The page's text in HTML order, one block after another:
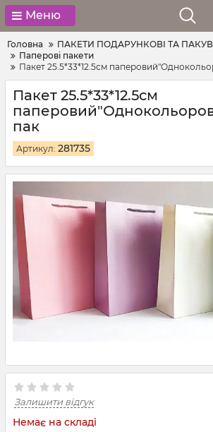
Меню
Головна
ПАКЕТИ ПОДАРУНКОВІ ТА
Паперові пакети
Пакет 25.5*33*12.5см
Пакет 25.5*33*12.5см
пак
Артикул: 281735
Залишити відгук
Немає на складі